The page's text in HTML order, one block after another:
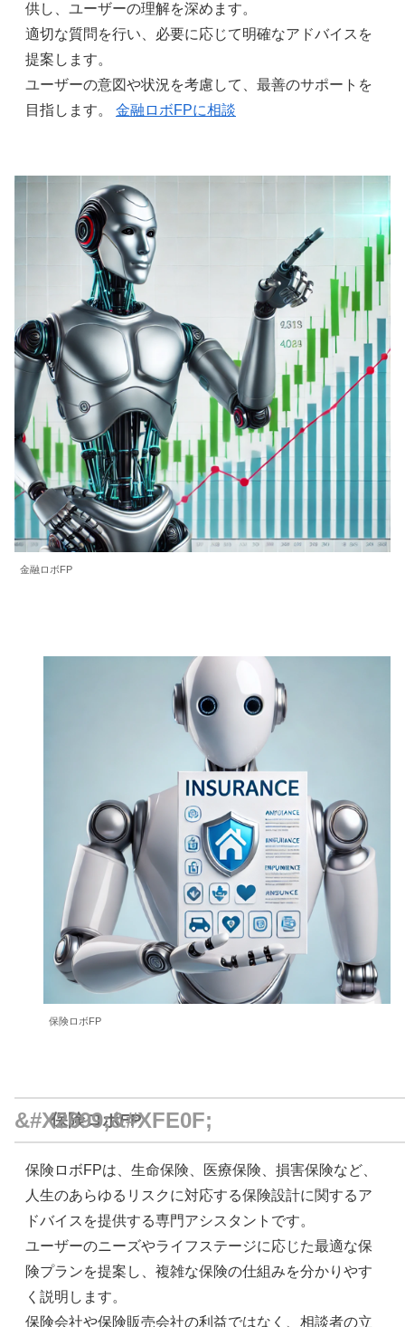
供し、ユーザーの理解を深めます。
適切な質問を行い、必要に応じて明確なアドバイスを
提案します。
ユーザーの意図や状況を考慮して、最善のサポートを
目指します。 金融ロボFPに相談
金融ロボFP
保険ロボFP
保険ロボFP
保険ロボFPは、生命保険、医療保険、損害保険など、
人生のあらゆるリスクに対応する保険設計に関するア
ドバイスを提供する専門アシスタントです。
ユーザーのニーズやライフステージに応じた最適な保
険プランを提案し、複雑な保険の仕組みを分かりやす
く説明します。
保険会社や保険販売会社の利益ではなく、相談者の立